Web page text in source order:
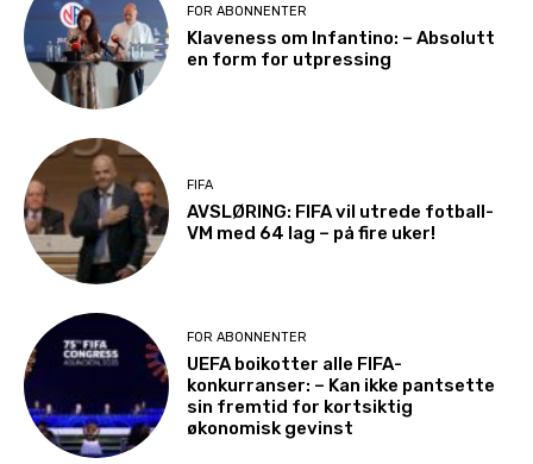
FOR ABONNENTER
Klaveness om Infantino: – Absolutt
en form for utpressing
FIFA
AVSLØRING: FIFA vil utrede fotball-
VM med 64 lag – på fire uker!
FOR ABONNENTER
UEFA boikotter alle FIFA-
konkurranser: – Kan ikke pantsette
sin fremtid for kortsiktig
økonomisk gevinst